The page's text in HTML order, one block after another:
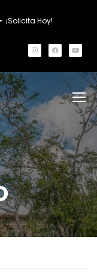
• ¡Solicita Hoy!